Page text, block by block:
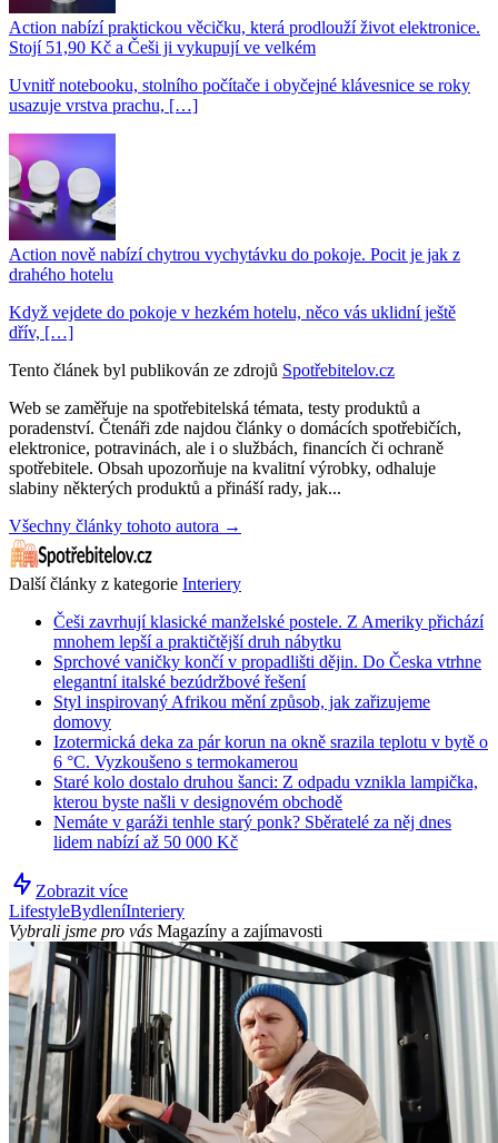
Action nabízí praktickou věcičku, která prodlouží život elektronice.
Stojí 51,90 Kč a Češi ji vykupují ve velkém
Uvnitř notebooku, stolního počítače i obyčejné klávesnice se roky
usazuje vrstva prachu, […]
Action nově nabízí chytrou vychytávku do pokoje. Pocit je jak z
drahého hotelu
Když vejdete do pokoje v hezkém hotelu, něco vás uklidní ještě
dřív, […]
Tento článek byl publikován ze zdrojů Spotřebitelov.cz
Web se zaměřuje na spotřebitelská témata, testy produktů a
poradenství. Čtenáři zde najdou články o domácích spotřebičích,
elektronice, potravinách, ale i o službách, financích či ochraně
spotřebitele. Obsah upozorňuje na kvalitní výrobky, odhaluje
slabiny některých produktů a přináší rady, jak...
Všechny články tohoto autora →
Další články z kategorie Interiery
Češi zavrhují klasické manželské postele. Z Ameriky přichází
mnohem lepší a praktičtější druh nábytku
Sprchové vaničky končí v propadlišti dějin. Do Česka vtrhne
elegantní italské bezúdržbové řešení
Styl inspirovaný Afrikou mění způsob, jak zařizujeme
domovy
Izotermická deka za pár korun na okně srazila teplotu v bytě o
6 °C. Vyzkoušeno s termokamerou
Staré kolo dostalo druhou šanci: Z odpadu vznikla lampička,
kterou byste našli v designovém obchodě
Nemáte v garáži tenhle starý ponk? Sběratelé za něj dnes
lidem nabízí až 50 000 Kč
Zobrazit více
LifestyleBydleníInteriery
Vybrali jsme pro vás Magazíny a zajímavosti